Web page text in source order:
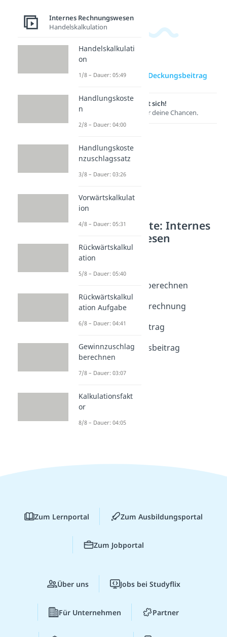
zur Videoseite: Deckungsbeitrag
Lernen lohnt sich!
Entdecke hier deine Chancen.
Weitere Inhalte: Internes
Rechnungswesen
Deckungsbeitrag
Dauer: 04:42
Deckungsbeitrag berechnen
Dauer: 02:19
Deckungsbeitragsrechnung
Stückdeckungsbeitrag
Relativer Deckungsbeitrag
Dauer: 04:02
Internes Rechnungswesen
Handelskalkulation
Handelskalkulati
on
1/8 – Dauer: 05:49
Handlungskoste
n
2/8 – Dauer: 04:00
Handlungskoste
nzuschlagssatz
3/8 – Dauer: 03:26
Vorwärtskalkulat
ion
4/8 – Dauer: 05:31
Rückwärtskalkul
ation
5/8 – Dauer: 05:40
Rückwärtskalkul
ation Aufgabe
6/8 – Dauer: 04:41
Gewinnzuschlag
berechnen
7/8 – Dauer: 03:07
Kalkulationsfakt
or
8/8 – Dauer: 04:05
Zum Lernportal Zum Ausbildungsportal
Zum Jobportal
Über uns Jobs bei Studyflix
Für Unternehmen Partner